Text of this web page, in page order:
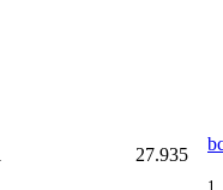
27.935